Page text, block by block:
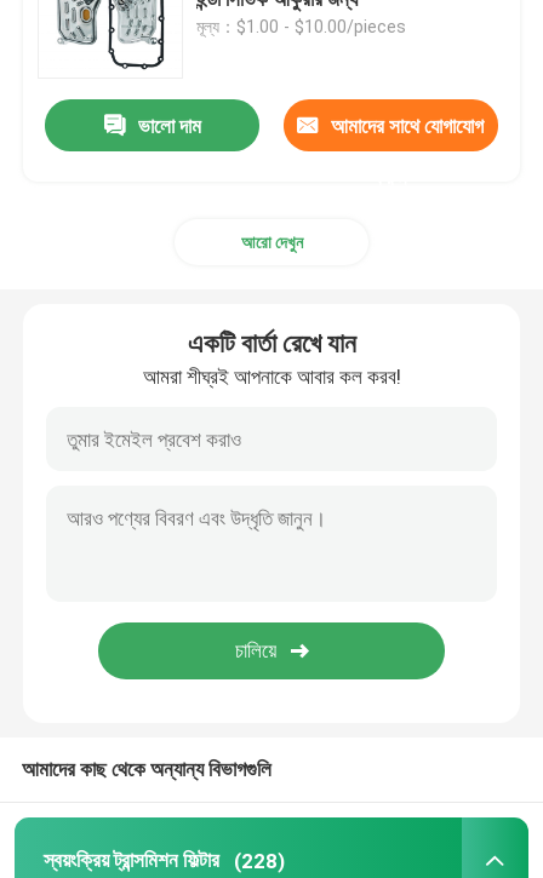
ইঞ্জিন তেল প্যান
স্বয়ংক্রিয় ট্রান্সমিশন ওভারহল কিট
নিসান ট্রান্সমিশন ফিল্টার
মাজদা ট্রান্সমিশন ফিল্টার
হুন্ডাই ট্রান্সমিশন ফিল্টার
স্বয়ংক্রিয় ট্রান্সমিশন ঘর্ষণ কিট
ইঞ্জিন কুলিংয়েন্ট এক্সপেনশন ট্যাঙ্ক
মূল্য：$1.00 - $10.00/pieces
ভালো দাম আমাদের সাথে যোগাযোগ
আরো দেখুন
একটি বার্তা রেখে যান
আমরা শীঘ্রই আপনাকে আবার কল করব!
আমাদের কাছ থেকে অন্যান্য বিভাগগুলি
স্বয়ংক্রিয় ট্রান্সমিশন ফিল্টার (228)